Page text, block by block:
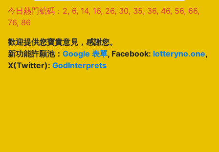
今日熱門號碼：2, 6, 14, 16, 26, 30, 35, 36, 46, 56, 66,
76, 86
歡迎提供您寶貴意見，感謝您。
新功能許願池： Google 表單, Facebook: lotteryno.one,
X(Twitter): GodInterprets